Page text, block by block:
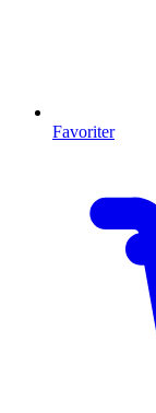
Favoriter